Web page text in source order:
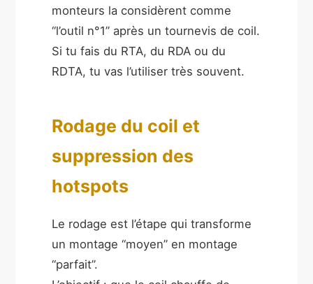
monteurs la considèrent comme
“l’outil n°1” après un tournevis de coil.
Si tu fais du RTA, du RDA ou du
RDTA, tu vas l’utiliser très souvent.
Rodage du coil et
suppression des
hotspots
Le rodage est l’étape qui transforme
un montage “moyen” en montage
“parfait”.